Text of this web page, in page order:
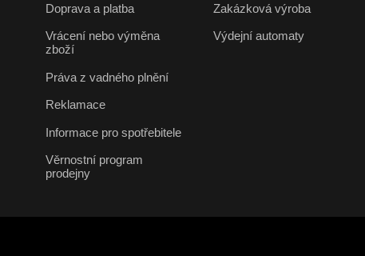
Doprava a platba
Vrácení nebo výměna
zboží
Práva z vadného plnění
Reklamace
Informace pro spotřebitele
Věrnostní program
prodejny
Zakázková výroba
Výdejní automaty